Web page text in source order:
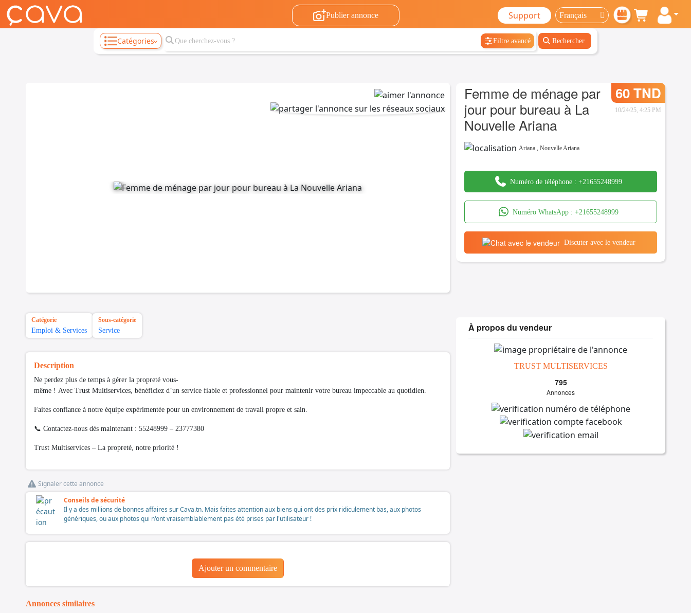
Publier annonce Support
Catégories Filtre avancé Rechercher
Femme de ménage par
jour pour bureau à La
Nouvelle Ariana
60 TND
10/24/25, 4:25 PM
Ariana ,Nouvelle Ariana
Numéro de téléphone :+21655248999
Numéro WhatsApp : +21655248999
Discuter avec le vendeur
Catégorie
Emploi & Services
Sous-catégorie
Service
Description
Ne perdez plus de temps à gérer la propreté vous-
même ! Avec Trust Multiservices, bénéficiez d’un service fiable et professionnel pour maintenir votre bureau impeccable au quotidien.
Faites confiance à notre équipe expérimentée pour un environnement de travail propre et sain.
📞 Contactez-nous dès maintenant : 55248999 – 23777380
Trust Multiservices – La propreté, notre priorité !
Signaler cette annonce
Conseils de sécurité
Il y a des millions de bonnes affaires sur Cava.tn. Mais faites attention aux biens qui ont des prix ridiculement bas, aux photos
génériques, ou aux photos qui n'ont vraisemblablement pas été prises par l'utilisateur !
Ajouter un commentaire
À propos du vendeur
TRUST MULTISERVICES
795
Annonces
Annonces similaires